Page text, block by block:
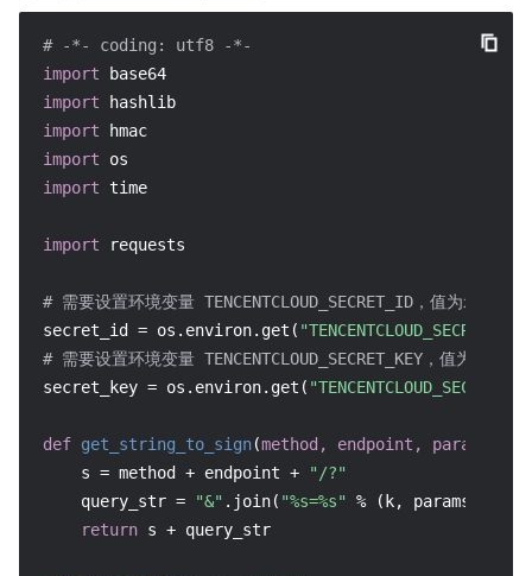
# -*- coding: utf8 -*-
import
import
import
import
import time
import requests
# 需要设置环境变量 TENCENTCLOUD_SECRET_ID，值
secret_id = os.environ.get( "TENCENTCLOUD_SECRET_ID"
# 需要设置环境变量 TENCENTCLOUD_SECRET_KEY，
secret_key = os.environ.get(
def get_string_to_sign(method, endpoint, params
    s = method + endpoint +
"/?"
    query_str =
"&" .join( "%s=%s" % (k, params[k])
return s + query_str